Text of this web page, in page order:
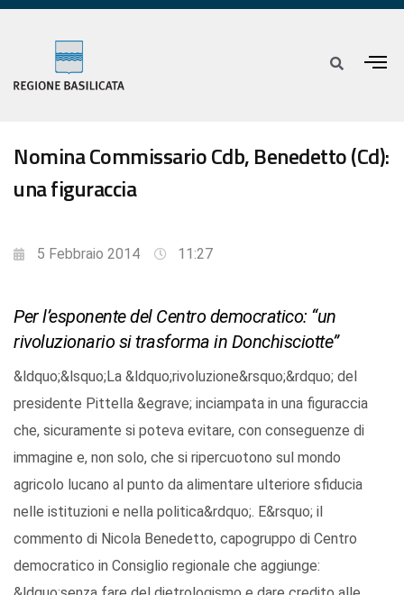
Nomina Commissario Cdb, Benedetto (Cd):
una figuraccia
5 Febbraio 2014 11:27
Per l’esponente del Centro democratico: “un
rivoluzionario si trasforma in Donchisciotte”
&ldquo;&lsquo;La &ldquo;rivoluzione&rsquo;&rdquo; del
presidente Pittella &egrave; inciampata in una figuraccia
che, sicuramente si poteva evitare, con conseguenze di
immagine e, non solo, che si ripercuotono sul mondo
agricolo lucano al punto da alimentare ulteriore sfiducia
nelle istituzioni e nella politica&rdquo;. E&rsquo; il
commento di Nicola Benedetto, capogruppo di Centro
democratico in Consiglio regionale che aggiunge: